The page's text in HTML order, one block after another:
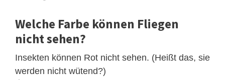
Welche Farbe können Fliegen
nicht sehen?
Insekten können Rot nicht sehen. (Heißt das, sie
werden nicht wütend?)